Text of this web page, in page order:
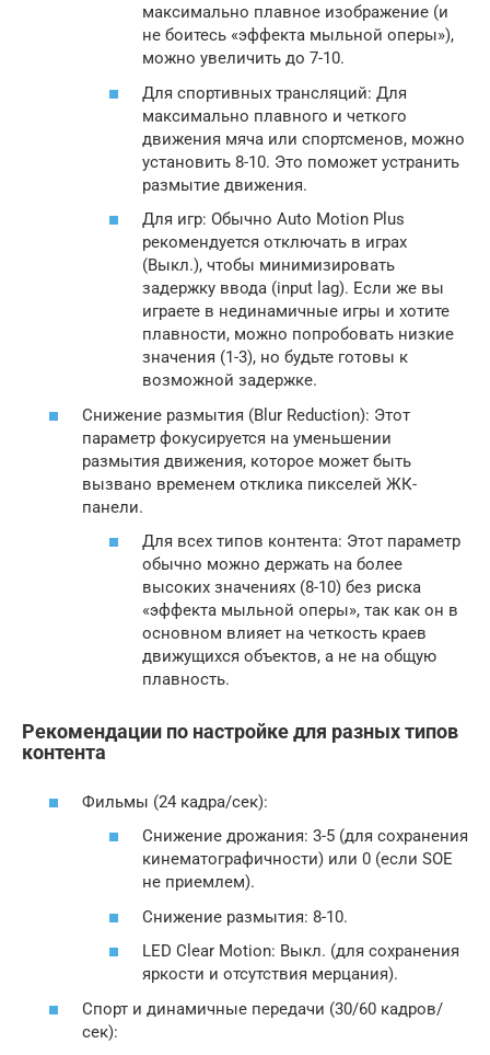
максимально плавное изображение (и
не боитесь «эффекта мыльной оперы»),
можно увеличить до 7-10.
Для спортивных трансляций: Для
максимально плавного и четкого
движения мяча или спортсменов, можно
установить 8-10. Это поможет устранить
размытие движения.
Для игр: Обычно Auto Motion Plus
рекомендуется отключать в играх
(Выкл.), чтобы минимизировать
задержку ввода (input lag). Если же вы
играете в нединамичные игры и хотите
плавности, можно попробовать низкие
значения (1-3), но будьте готовы к
возможной задержке.
Снижение размытия (Blur Reduction): Этот
параметр фокусируется на уменьшении
размытия движения, которое может быть
вызвано временем отклика пикселей ЖК-
панели.
Для всех типов контента: Этот параметр
обычно можно держать на более
высоких значениях (8-10) без риска
«эффекта мыльной оперы», так как он в
основном влияет на четкость краев
движущихся объектов, а не на общую
плавность.
Рекомендации по настройке для разных типов
контента
Фильмы (24 кадра/сек):
Снижение дрожания: 3-5 (для сохранения
кинематографичности) или 0 (если SOE
не приемлем).
Снижение размытия: 8-10.
LED Clear Motion: Выкл. (для сохранения
яркости и отсутствия мерцания).
Спорт и динамичные передачи (30/60 кадров/
сек):